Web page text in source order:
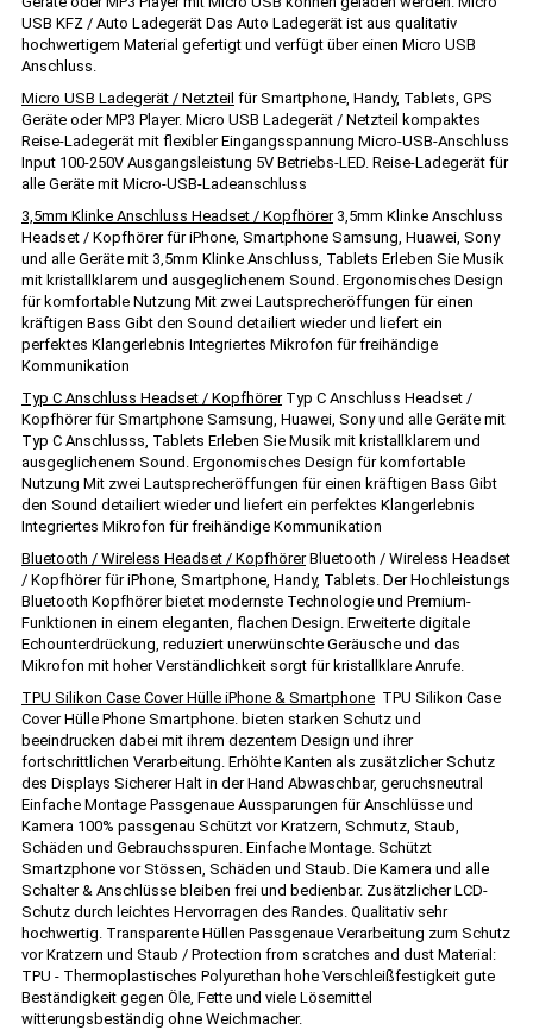
USB KFZ / Auto Ladegerät Das Auto Ladegerät ist aus qualitativ
hochwertigem Material gefertigt und verfügt über einen Micro USB
Anschluss.
Micro USB Ladegerät / Netzteil für Smartphone, Handy, Tablets, GPS
Geräte oder MP3 Player. Micro USB Ladegerät / Netzteil kompaktes
Reise-Ladegerät mit flexibler Eingangsspannung Micro-USB-Anschluss
Input 100-250V Ausgangsleistung 5V Betriebs-LED. Reise-Ladegerät für
alle Geräte mit Micro-USB-Ladeanschluss
3,5mm Klinke Anschluss Headset / Kopfhörer3,5mm Klinke Anschluss
Headset / Kopfhörer für iPhone, Smartphone Samsung, Huawei, Sony
und alle Geräte mit 3,5mm Klinke Anschluss, Tablets Erleben Sie Musik
mit kristallklarem und ausgeglichenem Sound. Ergonomisches Design
für komfortable Nutzung Mit zwei Lautsprecheröffungen für einen
kräftigen Bass Gibt den Sound detailiert wieder und liefert ein
perfektes Klangerlebnis Integriertes Mikrofon für freihändige
Kommunikation
Typ C Anschluss Headset / KopfhörerTyp C Anschluss Headset /
Kopfhörer für Smartphone Samsung, Huawei, Sony und alle Geräte mit
Typ C Anschlusss, Tablets Erleben Sie Musik mit kristallklarem und
ausgeglichenem Sound. Ergonomisches Design für komfortable
Nutzung Mit zwei Lautsprecheröffungen für einen kräftigen Bass Gibt
den Sound detailiert wieder und liefert ein perfektes Klangerlebnis
Integriertes Mikrofon für freihändige Kommunikation
Bluetooth / Wireless Headset / KopfhörerBluetooth / Wireless Headset
/ Kopfhörer für iPhone, Smartphone, Handy, Tablets. Der Hochleistungs
Bluetooth Kopfhörer bietet modernste Technologie und Premium-
Funktionen in einem eleganten, flachen Design. Erweiterte digitale
Echounterdrückung, reduziert unerwünschte Geräusche und das
Mikrofon mit hoher Verständlichkeit sorgt für kristallklare Anrufe.
TPU Silikon Case Cover Hülle iPhone & Smartphone TPU Silikon Case
Cover Hülle Phone Smartphone. bieten starken Schutz und
beeindrucken dabei mit ihrem dezentem Design und ihrer
fortschrittlichen Verarbeitung. Erhöhte Kanten als zusätzlicher Schutz
des Displays Sicherer Halt in der Hand Abwaschbar, geruchsneutral
Einfache Montage Passgenaue Aussparungen für Anschlüsse und
Kamera 100% passgenau Schützt vor Kratzern, Schmutz, Staub,
Schäden und Gebrauchsspuren. Einfache Montage. Schützt
Smartzphone vor Stössen, Schäden und Staub. Die Kamera und alle
Schalter & Anschlüsse bleiben frei und bedienbar. Zusätzlicher LCD-
Schutz durch leichtes Hervorragen des Randes. Qualitativ sehr
hochwertig. Transparente Hüllen Passgenaue Verarbeitung zum Schutz
vor Kratzern und Staub / Protection from scratches and dust Material:
TPU - Thermoplastisches Polyurethan hohe Verschleißfestigkeit gute
Beständigkeit gegen Öle, Fette und viele Lösemittel
witterungsbeständig ohne Weichmacher.